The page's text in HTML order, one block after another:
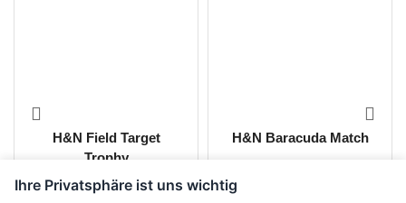
H&N Field Target
Trophy
H&N Baracuda Match
Ihre Privatsphäre ist uns wichtig